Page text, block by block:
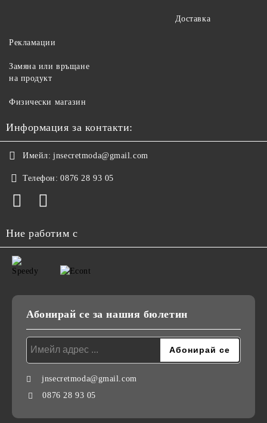
Доставка
Рекламации
Замяна или връщане
на продукт
Физически магазин
Информация за контакти:
Имейл: jnsecretmoda@gmail.com
Телефон: 0876 28 93 05
Ние работим с
Абонирай се за нашия бюлетин
jnsecretmoda@gmail.com
0876 28 93 05